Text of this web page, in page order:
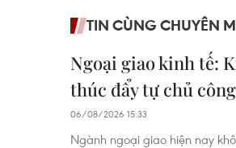
TIN CÙNG CHUYÊN
Ngoại giao kinh tế:
thúc đẩy tự chủ
06/08/2026 15:33
Ngành ngoại giao hiện nay